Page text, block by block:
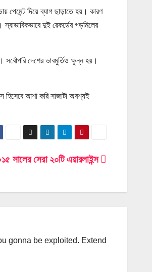
পেমেন্ট দিয়ে ব্যাগ ছাড়াতে হয়। কারণ
দুই রেকর্ডের গড়মিলের
দেশের ভাবমুর্তিও ক্ষুন্ন হয়।
হিসেবে আশা করি সাজাটা অবশ্যই
সালের সেরা ২০টি এয়ারলাইন্স
gonna be exploited. Extend